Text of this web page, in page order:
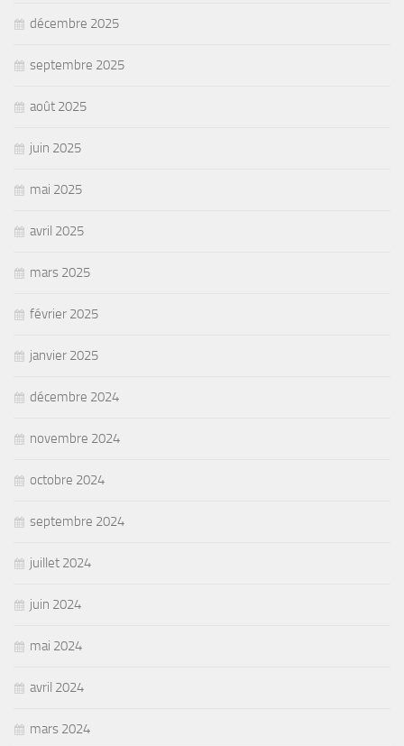
décembre 2025
septembre 2025
août 2025
juin 2025
mai 2025
avril 2025
mars 2025
février 2025
janvier 2025
décembre 2024
novembre 2024
octobre 2024
septembre 2024
juillet 2024
juin 2024
mai 2024
avril 2024
mars 2024